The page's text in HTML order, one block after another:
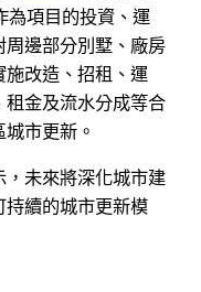
為項目的投資、運
邊部分別墅、廠房
改造、招租、運
金及流水分成等合
市更新。
未來將深化城市建
續的城市更新模